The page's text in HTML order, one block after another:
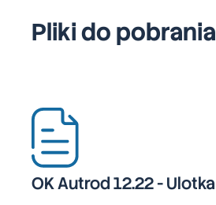
Pliki do pobrania
OK Autrod 12.22 - Ulotka